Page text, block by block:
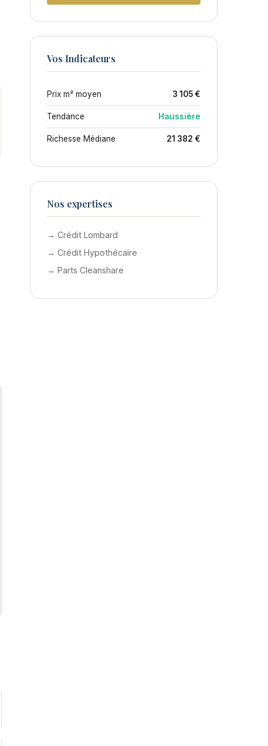
Vos Indicateurs
Prix m² moyen 3 105 €
Tendance Haussière
Richesse Médiane 21 382 €
Nos expertises
→ Crédit Lombard
→ Crédit Hypothécaire
→ Parts Cleanshare